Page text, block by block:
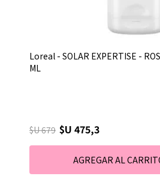
Loreal - SOLAR EXPERTISE -
ML
$U 679 $U 475,3